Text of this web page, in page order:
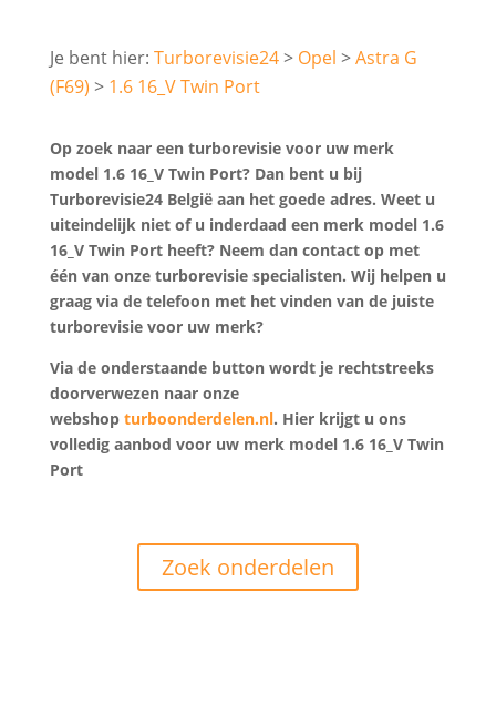
Turborevisie24 Opel
Astra G
(F69)
1.6 16_V Twin Port
Op zoek naar een turborevisie voor uw merk
model 1.6 16_V Twin Port? Dan bent u bij
Turborevisie24 België aan het goede adres. Weet u
uiteindelijk niet of u inderdaad een merk model 1.6
16_V Twin Port heeft? Neem dan contact op met
één van onze turborevisie specialisten. Wij helpen u
graag via de telefoon met het vinden van de juiste
turborevisie voor uw merk?
Via de onderstaande button wordt je rechtstreeks
doorverwezen naar onze
webshop turboonderdelen.nl. Hier krijgt u ons
volledig aanbod voor uw merk model 1.6 16_V Twin
Port
Zoek onderdelen